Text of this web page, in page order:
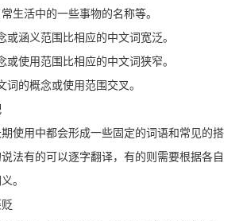
生活中的一些事物的名称等。
或涵义范围比相应的中文词宽泛。
或使用范围比相应的中文词狭窄。
词的概念或使用范围交叉。
使用中都会形成一些固定的词语和常见的搭
法有的可以逐字翻译，有的则需要根据各自
。